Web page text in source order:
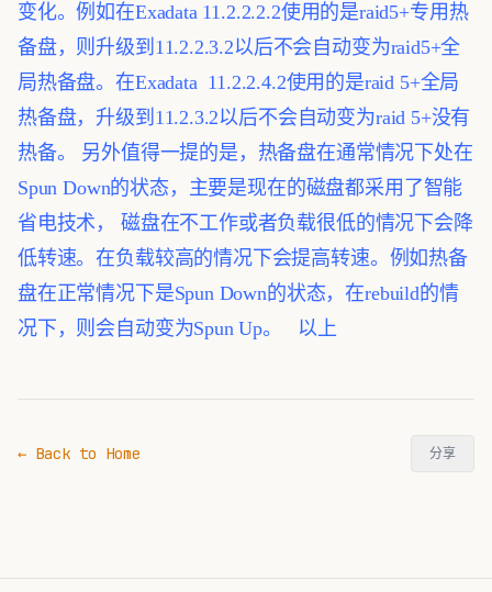
变化。例如在Exadata 11.2.2.2.2使用的是raid5+专用热
备盘，则升级到11.2.2.3.2以后不会自动变为raid5+全
局热备盘。在Exadata 11.2.2.4.2使用的是raid 5+全局
热备盘，升级到11.2.3.2以后不会自动变为raid 5+没有
热备。
另外值得一提的是，热备盘在通常情况下处在
Spun Down的状态，主要是现在的磁盘都采用了智能
省电技术， 磁盘在不工作或者负载很低的情况下会降
低转速。在负载较高的情况下会提高转速。例如热备
盘在正常情况下是Spun Down的状态，在rebuild的情
况下，则会自动变为Spun Up。
以上
← Back to Home 分享